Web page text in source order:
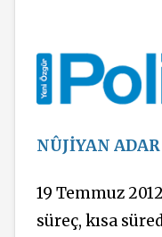
NÛJİYAN ADAR
19 Temmuz
süreç, kısa